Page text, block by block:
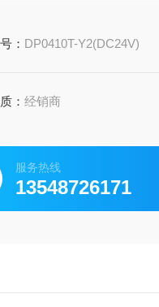
： DP0410T-Y2(DC24V)
：经销商
服务热线
13548726171